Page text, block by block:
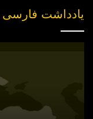
یادداشت فارسی